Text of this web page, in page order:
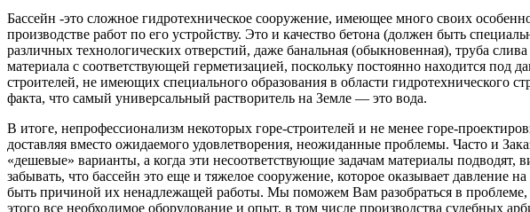
Бассейн -это сложное гидротехническое сооружение, имеющее много своих
производстве работ по его устройству. Это и качество бетона (должен быть
различных технологических отверстий, даже банальная (обыкновенная), труба
материала с соответствующей герметизацией, поскольку постоянно находится под
строителей, не имеющих специального образования в области гидротехнического
факта, что самый универсальный растворитель на Земле — это вода.
В итоге, непрофессионализм некоторых горе-строителей и не менее горе-
доставляя вместо ожидаемого удовлетворения, неожиданные проблемы. Часто и
«дешевые» варианты, а когда эти несоответствующие задачам материалы подводят,
забывать, что бассейн это еще и тяжелое сооружение, которое оказывает давление
быть причиной их ненадлежащей работы. Мы поможем Вам разобраться в проблеме,
этого все необходимое оборудование и опыт, в том числе производства судебных